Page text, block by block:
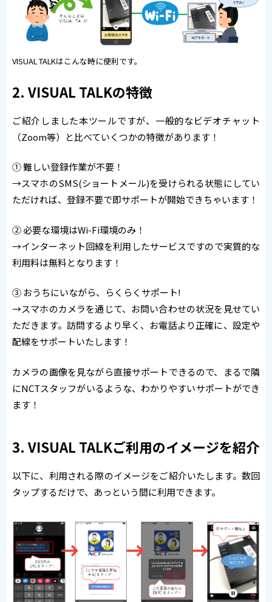
VISUAL TALKはこんな時に便利です。
2. VISUAL TALKの特徴
ご紹介しました本ツールですが、一般的なビデオチャット
（Zoom等）と比べていくつかの特徴があります！
① 難しい登録作業が不要！
→スマホのSMS(ショートメール)を受けられる状態にしてい
ただければ、登録不要で即サポートが開始できちゃいます！
② 必要な環境はWi-Fi環境のみ！
→インターネット回線を利用したサービスですので実質的な
利用料は無料となります！
③ おうちにいながら、らくらくサポート!
→スマホのカメラを通じて、お問い合わせの状況を見せてい
ただきます。訪問するより早く、お電話より正確に、設定や
配線をサポートいたします！
カメラの画像を見ながら直接サポートできるので、まるで隣
にNCTスタッフがいるような、わかりやすいサポートができ
ます！
3. VISUAL TALKご利用のイメージを紹介
以下に、利用される際のイメージをご紹介いたします。数回
タップするだけで、あっという間に利用できます。